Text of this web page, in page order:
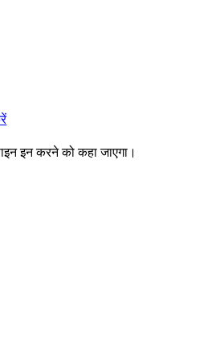
इन करने को कहा जाएगा।